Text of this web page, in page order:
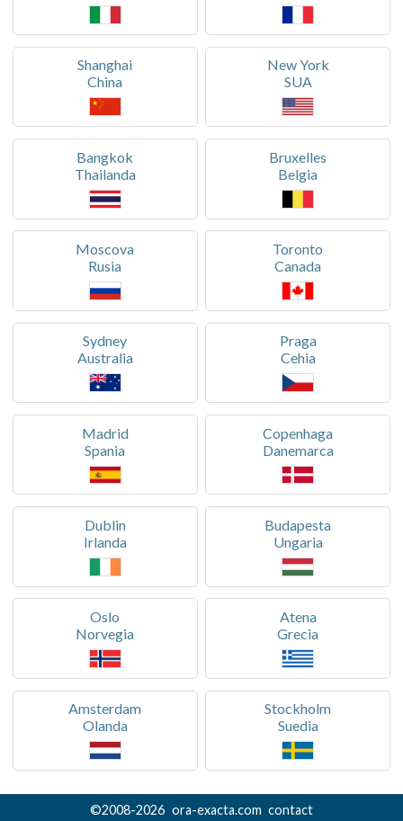
Shanghai
China
New York
SUA
Bangkok
Thailanda
Bruxelles
Belgia
Moscova
Rusia
Toronto
Canada
Sydney
Australia
Praga
Cehia
Madrid
Spania
Copenhaga
Danemarca
Dublin
Irlanda
Budapesta
Ungaria
Oslo
Norvegia
Atena
Grecia
Amsterdam
Olanda
Stockholm
Suedia
©2008-2026 ora-exacta.com contact